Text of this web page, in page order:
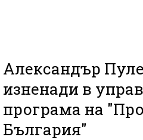
Александър
изненади в
програма на
България"